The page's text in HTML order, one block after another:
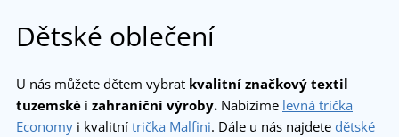
Dětské oblečení
U nás můžete dětem vybrat kvalitní značkový textil
tuzemské i zahraniční výroby. Nabízíme levná trička
Economy i kvalitní trička Malfini. Dále u nás najdete dětské